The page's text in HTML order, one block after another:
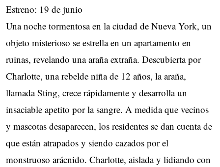
Estreno: 19 de junio
Una noche tormentosa en la ciudad de Nueva York, un
objeto misterioso se estrella en un apartamento en
ruinas, revelando una araña extraña. Descubierta por
Charlotte, una rebelde niña de 12 años, la araña,
llamada Sting, crece rápidamente y desarrolla un
insaciable apetito por la sangre. A medida que vecinos
y mascotas desaparecen, los residentes se dan cuenta de
que están atrapados y siendo cazados por el
monstruoso arácnido. Charlotte, aislada y lidiando con